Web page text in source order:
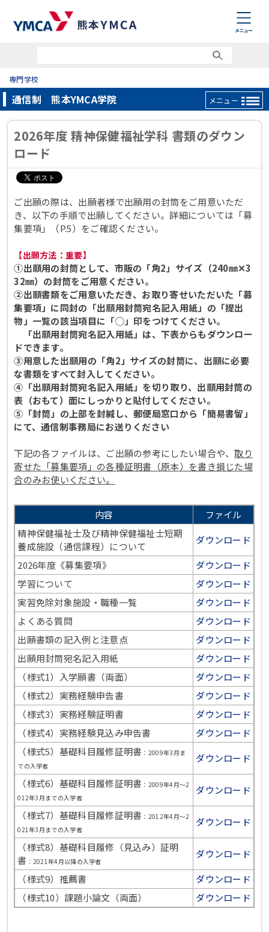
専門学校
通信制 熊本YMCA学院 メニュー
2026年度 精神保健福祉学科 書類のダウン
ロード
ご出願の際は、出願者様で出願用の封筒をご用意いただ
き、以下の手順で出願してください。詳細については「募
集要項」（P.5）をご確認ください。
【出願方法：重要】
①出願用の封筒として、市販の「角2」サイズ（240㎜✕3
32㎜）の封筒をご用意ください。
②出願書類をご用意いただき、お取り寄せいただいた「募
集要項」に同封の「出願用封筒宛名記入用紙」の「提出
物」一覧の該当項目に「◯」印をつけてください。
「出願用封筒宛名記入用紙」は、下表からもダウンロー
ドできます。
③用意した出願用の「角2」サイズの封筒に、出願に必要
な書類をすべて封入してください。
④「出願用封筒宛名記入用紙」を切り取り、出願用封筒の
表（おもて）面にしっかりと貼付してください。
⑤「封筒」の上部を封緘し、郵便局窓口から「簡易書留」
にて、通信制事務局にお送りください
下記の各ファイルは、ご出願の参考にしたい場合や、取り
寄せた「募集要項」の各種証明書（原本）を書き損じた場
合のみお使いください。
内容
ファイル
精神保健福祉士及び精神保健福祉士短期
養成施設（通信課程）について
ダウンロード
2026年度《募集要項》
ダウンロード
学習について
ダウンロード
実習免除対象施設・職種一覧
ダウンロード
よくある質問
ダウンロード
出願書類の記入例と注意点
ダウンロード
出願用封筒宛名記入用紙
ダウンロード
（様式1）入学願書（両面）
ダウンロード
（様式2）実務経験申告書
ダウンロード
（様式3）実務経験証明書
ダウンロード
（様式4）実務経験見込み申告書
ダウンロード
（様式5）基礎科目履修証明書 ：2009年3月ま
での入学者
ダウンロード
（様式6）基礎科目履修証明書 ：2009年4月～2
012年3月までの入学者
ダウンロード
（様式7）基礎科目履修証明書 ：2012年4月～2
021年3月までの入学者
ダウンロード
（様式8）基礎科目履修（見込み）証明
書 ：2021年4月以降の入学者
ダウンロード
（様式9）推薦書
ダウンロード
（様式10）課題小論文（両面）
ダウンロード